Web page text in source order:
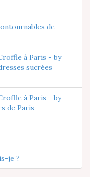
de
à Paris - by
sucrées
à Paris - by
de Paris
je ?